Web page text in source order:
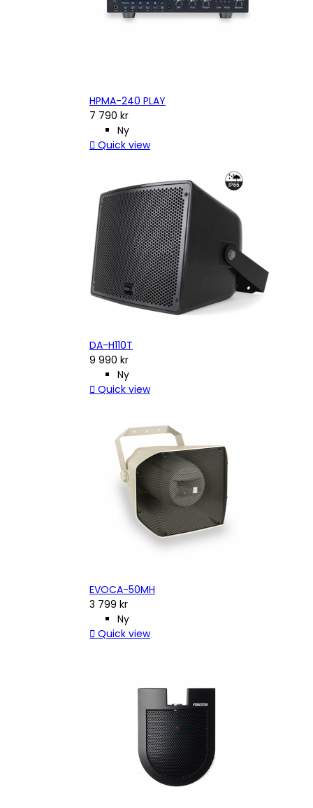
HPMA-240 PLAY
7 790 kr
Ny
 Quick view
DA-H110T
9 990 kr
Ny
 Quick view
EVOCA-50MH
3 799 kr
Ny
 Quick view